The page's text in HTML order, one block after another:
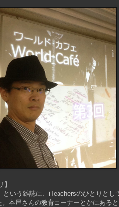
】
いう雑誌に、iTeachersのひとりとし
本屋さんの教育コーナーとかにある